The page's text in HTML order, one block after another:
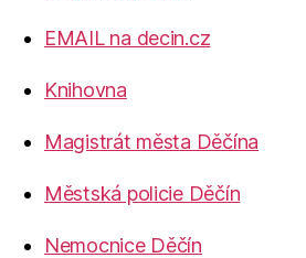
EMAIL na decin.cz
Knihovna
Magistrát města Děčína
Městská policie Děčín
Nemocnice Děčín